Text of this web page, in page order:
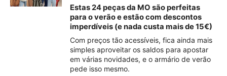
Estas 24 peças da MO são perfeitas
para o verão e estão com descontos
imperdíveis (e nada custa mais de 15€)
Com preços tão acessíveis, fica ainda mais
simples aproveitar os saldos para apostar
em várias novidades, e o armário de verão
pede isso mesmo.